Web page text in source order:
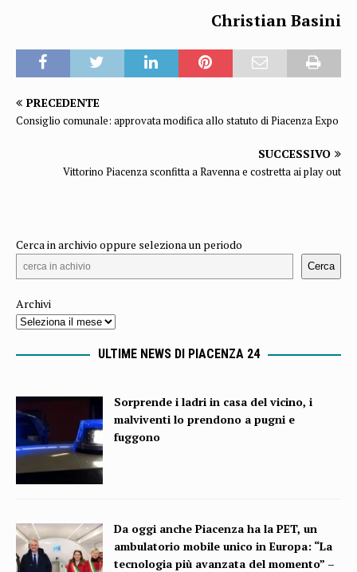
Christian Basini
PRECEDENTE
Consiglio comunale: approvata modifica allo statuto di Piacenza Expo
SUCCESSIVO
Vittorino Piacenza sconfitta a Ravenna e costretta ai play out
Cerca in archivio oppure seleziona un periodo
Cerca
Archivi
ULTIME NEWS DI PIACENZA 24
Sorprende i ladri in casa del vicino, i
malviventi lo prendono a pugni e
fuggono
Da oggi anche Piacenza ha la PET, un
ambulatorio mobile unico in Europa: “La
tecnologia più avanzata del momento” –